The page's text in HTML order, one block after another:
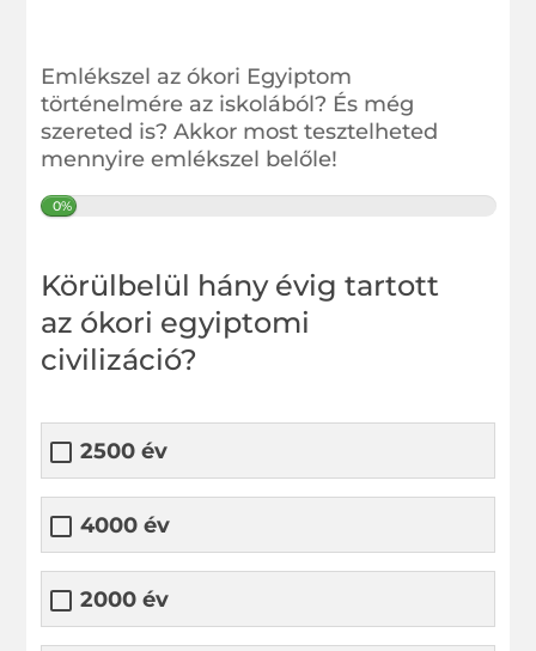
Emlékszel az ókori Egyiptom
történelmére az iskolából? És még
szereted is? Akkor most tesztelheted
mennyire emlékszel belőle!
0%
Körülbelül hány évig tartott
az ókori egyiptomi
civilizáció?
2500 év
4000 év
2000 év